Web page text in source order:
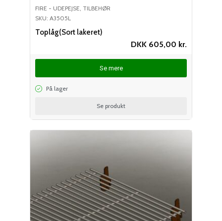
FIRE - UDEPEJSE TILBEHØR
SKU: A3505L
Toplåg(Sort lakeret)
DKK 605,00 kr.
Se mere
På lager
Se produkt